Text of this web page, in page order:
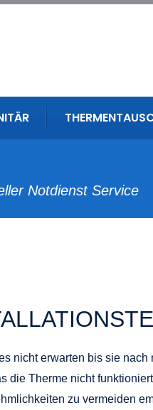
?
Notdienst Service
nicht erwarten bis sie
die Therme nicht
zu vermeiden